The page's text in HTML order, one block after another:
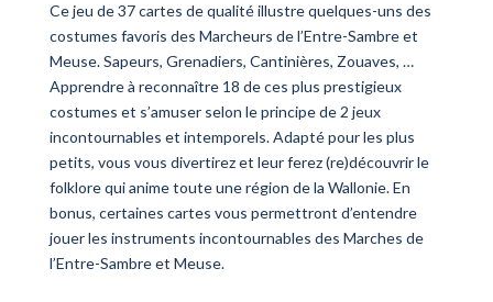
Ce jeu de 37 cartes de qualité illustre quelques-uns des
costumes favoris des Marcheurs de l’Entre-Sambre et
Meuse. Sapeurs, Grenadiers, Cantinières, Zouaves, …
Apprendre à reconnaître 18 de ces plus prestigieux
costumes et s’amuser selon le principe de 2 jeux
incontournables et intemporels. Adapté pour les plus
petits, vous vous divertirez et leur ferez (re)découvrir le
folklore qui anime toute une région de la Wallonie. En
bonus, certaines cartes vous permettront d’entendre
jouer les instruments incontournables des Marches de
l’Entre-Sambre et Meuse.